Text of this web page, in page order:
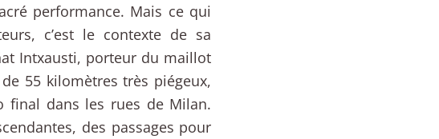
performance. Mais ce qui
c’est le contexte de sa
Intxausti, porteur du maillot
55 kilomètres très piégeux,
final dans les rues de Milan.
des passages pour